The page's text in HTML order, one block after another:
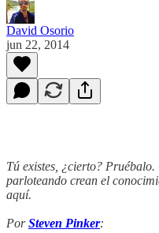
David Osorio
jun 22, 2014
Tú existes, ¿cierto?
parloteando crean el
aquí.
PorSteven Pinker: